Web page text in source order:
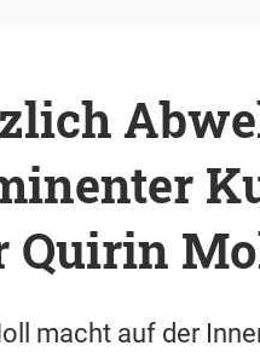
Quirin
macht auf der